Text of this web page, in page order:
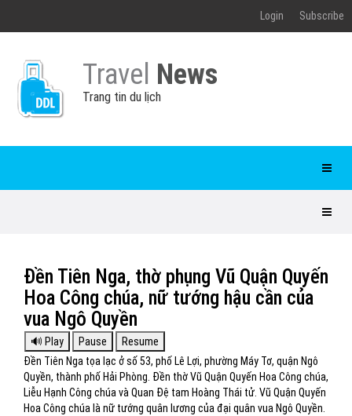
Login Subscribe
Travel News
Trang tin du lịch
Đền Tiên Nga, thờ phụng Vũ Quận Quyến
Hoa Công chúa, nữ tướng hậu cần của
vua Ngô Quyền
Đền Tiên Nga tọa lạc ở số 53, phố Lê Lợi, phường Máy Tơ, quận Ngô
Quyền, thành phố Hải Phòng. Đền thờ Vũ Quận Quyến Hoa Công chúa,
Liễu Hạnh Công chúa và Quan Đệ tam Hoàng Thái tử. Vũ Quận Quyến
Hoa Công chúa là nữ tướng quân lương của đại quân vua Ngô Quyền.